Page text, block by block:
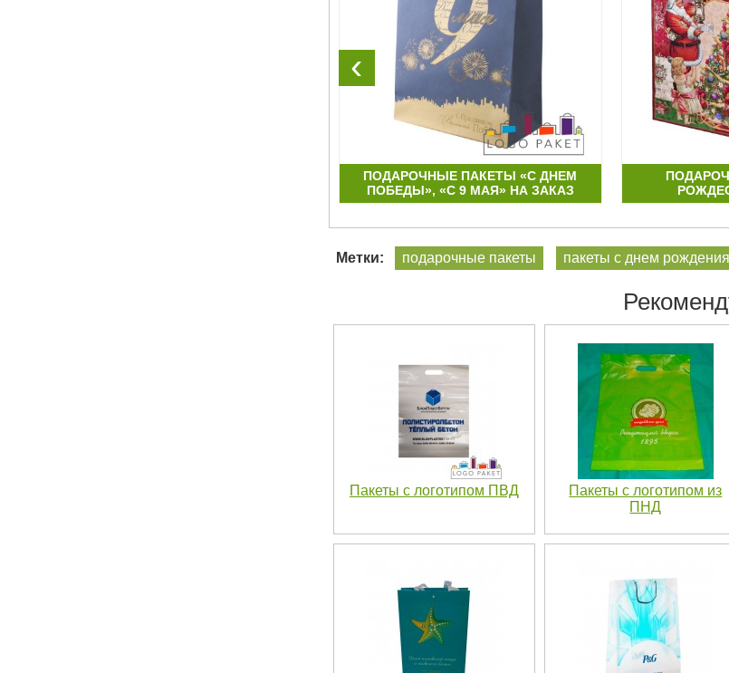
ПОДАРОЧНЫЕ ПАКЕТЫ «С ДНЕМ
ПОБЕДЫ», «С 9 МАЯ» НА ЗАКАЗ
‹
Метки: подарочные пакеты пакеты с днем рождения
Пакеты с логотипом ПВД
Пакеты с логотипом из
ПНД